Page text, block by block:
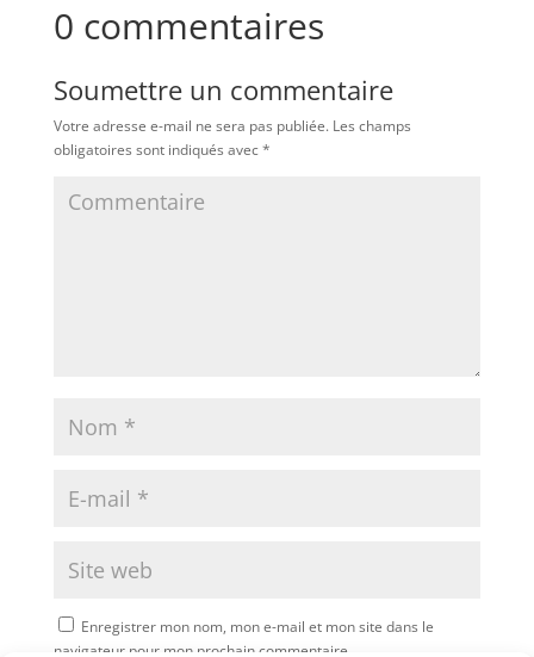
0 commentaires
Soumettre un commentaire
Votre adresse e-mail ne sera pas publiée.Les champs
obligatoires sont indiqués avec*
Enregistrer mon nom, mon e-mail et mon site dans le
navigateur pour mon prochain commentaire.